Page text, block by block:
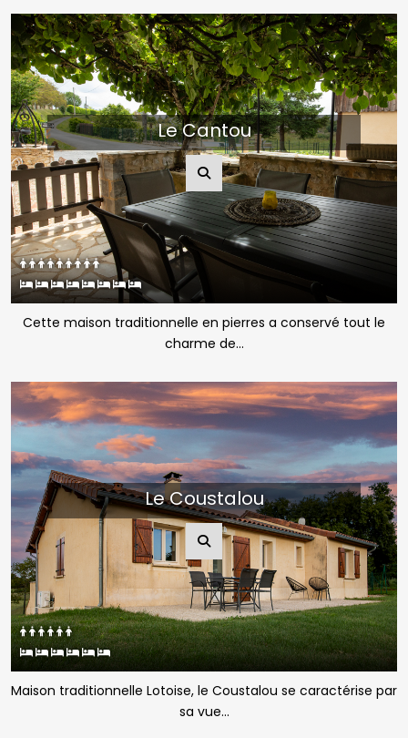
Le Cantou
Cette maison traditionnelle en pierres a conservé tout le
charme de...
Le Coustalou
Maison traditionnelle Lotoise, le Coustalou se caractérise par
sa vue...